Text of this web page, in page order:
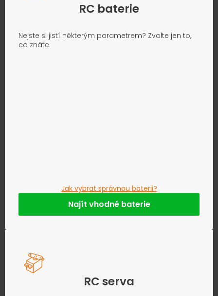
RC baterie
Nejste si jistí některým parametrem? Zvolte jen to,
co znáte.
Jak vybrat správnou baterii?
Najít vhodné baterie
RC serva